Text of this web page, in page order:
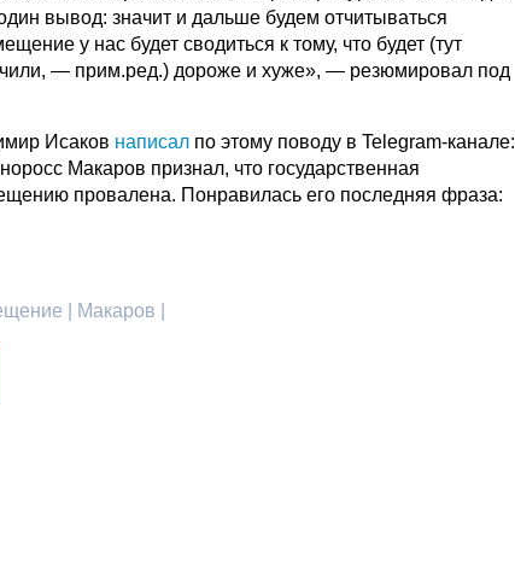
вывод: значит и дальше будем отчитываться
у нас будет сводиться к тому, что будет (тут
— прим.ред.) дороже и хуже», — резюмировал под
Исаков написал по этому поводу в Telegram-канале:
Макаров признал, что государственная
провалена. Понравилась его последняя фраза:
| Макаров |